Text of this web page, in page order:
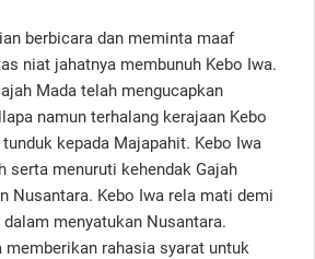
berbicara dan meminta maaf
niat jahatnya membunuh Kebo Iwa.
Mada telah mengucapkan
namun terhalang kerajaan Kebo
kepada Majapahit. Kebo Iwa
serta menuruti kehendak Gajah
Nusantara. Kebo Iwa rela mati demi
menyatukan Nusantara.
memberikan rahasia syarat untuk